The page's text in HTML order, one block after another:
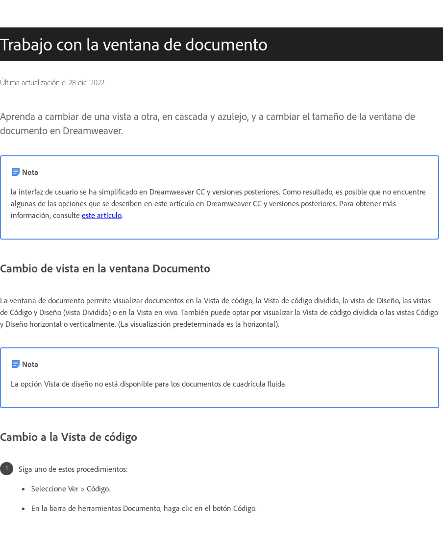
Trabajo con la ventana de documento
Última actualización el 28 dic. 2022
Aprenda a cambiar de una vista a otra, en cascada y azulejo, y a cambiar el tamaño de la ventana de
documento en Dreamweaver.
Nota
la interfaz de usuario se ha simplificado en Dreamweaver CC y versiones posteriores. Como resultado, es posible que no encuentre
algunas de las opciones que se describen en este artículo en Dreamweaver CC y versiones posteriores. Para obtener más
información, consulte este artículo.
Cambio de vista en la ventana Documento
La ventana de documento permite visualizar documentos en la Vista de código, la Vista de código dividida, la vista de Diseño, las vistas
de Código y Diseño (vista Dividida) o en la Vista en vivo. También puede optar por visualizar la Vista de código dividida o las vistas Código
y Diseño horizontal o verticalmente. (La visualización predeterminada es la horizontal).
Nota
La opción Vista de diseño no está disponible para los documentos de cuadrícula fluida.
Cambio a la Vista de código
Siga uno de estos procedimientos:
Seleccione Ver > Código.
En la barra de herramientas Documento, haga clic en el botón Código.